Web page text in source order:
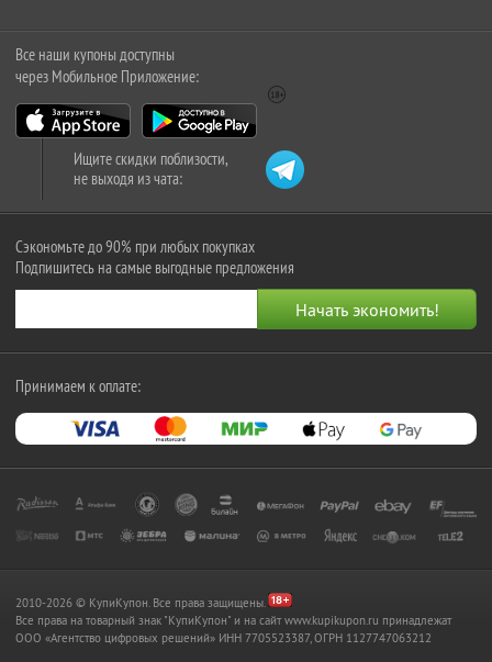
Все наши купоны доступны
через Мобильное Приложение:
Ищите скидки поблизости,
не выходя из чата:
Сэкономьте до 90% при любых покупках
Подпишитесь на самые выгодные предложения
Принимаем к оплате:
2010-2026 © КупиКупон. Все права защищены.
Все права на товарный знак "КупиКупон" и на сайт www.kupikupon.ru принадлежат
OOO «Агентство цифровых решений» ИНН 7705523387, ОГРН 1127747063212